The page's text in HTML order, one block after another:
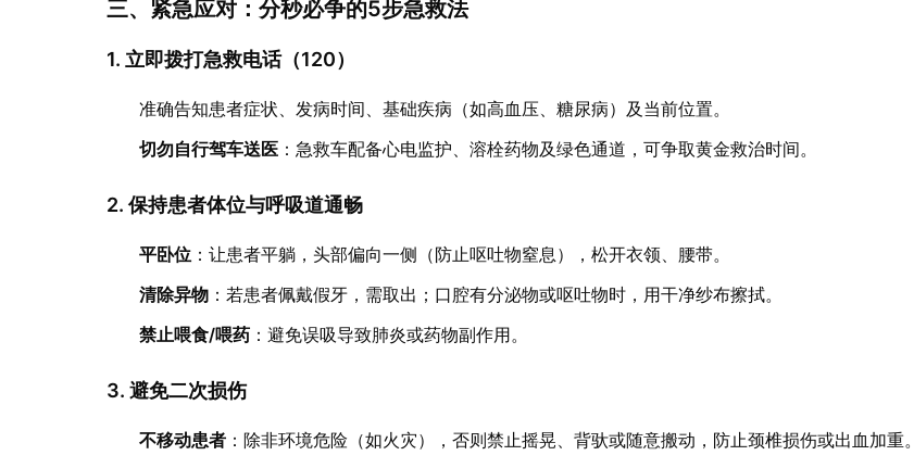
三、紧急应对：分秒必争的5步急救法
1. 立即拨打急救电话（120）
准确告知患者症状、发病时间、基础疾病（如高血压、糖尿病）及当前位置。
切勿自行驾车送医 ：急救车配备心电监护、溶栓药物及绿色通道，可争取黄金救治时间。
2. 保持患者体位与呼吸道通畅
平卧位 ：让患者平躺，头部偏向一侧（防止呕吐物窒息），松开衣领、腰带。
清除异物 ：若患者佩戴假牙，需取出；口腔有分泌物或呕吐物时，用干净纱布擦拭。
禁止喂食/喂药 ：避免误吸导致肺炎或药物副作用。
3. 避免二次损伤
不移动患者 ：除非环境危险（如火灾），否则禁止摇晃、背驮或随意搬动，防止颈椎损伤或出血加重。